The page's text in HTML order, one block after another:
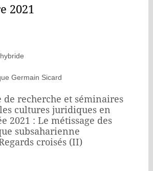
2021
Germain Sicard
de recherche et séminaires
cultures juridiques en
2021 : Le métissage des
subsaharienne
croisés (II)